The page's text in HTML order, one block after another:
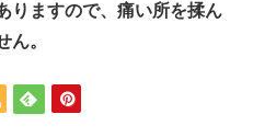
りますので、痛い所を揉ん
ん。